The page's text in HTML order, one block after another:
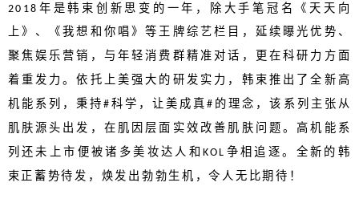
2018 年是韩束创新思变的一年，除大手笔冠名《天天向
上》、《我想和你唱》等王牌综艺栏目，延续曝光优势、
聚焦娱乐营销，与年轻消费群精准对话，更在科研力方面
着重发力。依托上美强大的研发实力，韩束推出了全新高
机能系列，秉持 # 科学，让美成真# 的理念，该系列主张从
肌肤源头出发，在肌因层面实效改善肌肤问题。高机能系
列还未上市便被诸多美妆达人和KOL 争相追逐。全新的韩
束正蓄势待发，焕发出勃勃生机，令人无比期待！